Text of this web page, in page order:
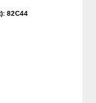
82C44